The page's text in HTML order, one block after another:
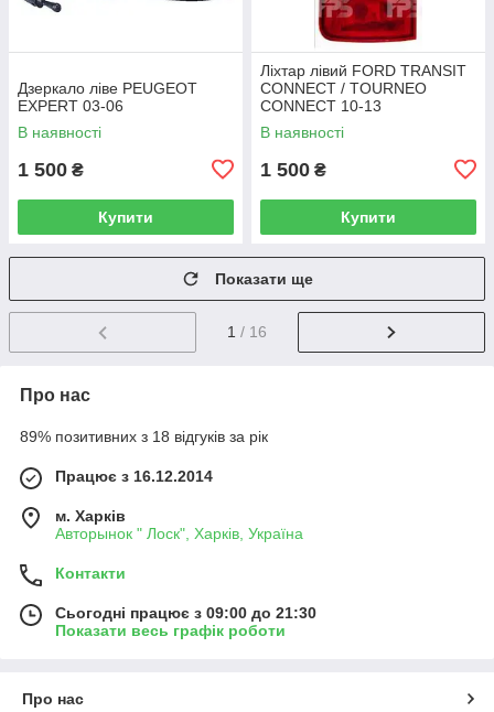
Дзеркало ліве PEUGEOT
EXPERT 03-06
В наявності
1 500 ₴
Купити
Ліхтар лівий FORD TRANSIT
CONNECT / TOURNEO
CONNECT 10-13
В наявності
1 500 ₴
Купити
Показати ще
1 / 16
Про нас
89% позитивних з 18 відгуків за рік
Працює з 16.12.2014
м. Харків
Авторынок " Лоск", Харків, Україна
Контакти
Сьогодні працює з 09:00 до 21:30
Показати весь графік роботи
Про нас